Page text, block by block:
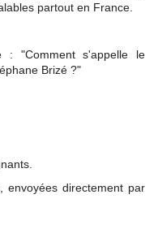
partout en France.
: "Comment s'appelle le
Brizé ?"
envoyées directement par